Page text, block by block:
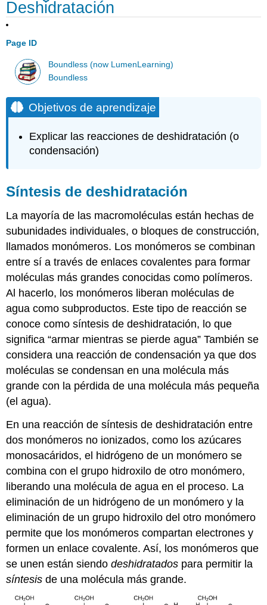
Deshidratación
Page ID
Boundless (now LumenLearning)
Boundless
Objetivos de aprendizaje
Explicar las reacciones de deshidratación (o
condensación)
Síntesis de deshidratación
La mayoría de las macromoléculas están hechas de
subunidades individuales, o bloques de construcción,
llamados monómeros. Los monómeros se combinan
entre sí a través de enlaces covalentes para formar
moléculas más grandes conocidas como polímeros.
Al hacerlo, los monómeros liberan moléculas de
agua como subproductos. Este tipo de reacción se
conoce como síntesis de deshidratación, lo que
significa “armar mientras se pierde agua” También se
considera una reacción de condensación ya que dos
moléculas se condensan en una molécula más
grande con la pérdida de una molécula más pequeña
(el agua).
En una reacción de síntesis de deshidratación entre
dos monómeros no ionizados, como los azúcares
monosacáridos, el hidrógeno de un monómero se
combina con el grupo hidroxilo de otro monómero,
liberando una molécula de agua en el proceso. La
eliminación de un hidrógeno de un monómero y la
eliminación de un grupo hidroxilo del otro monómero
permite que los monómeros compartan electrones y
formen un enlace covalente. Así, los monómeros que
se unen están siendodeshidratados para permitir la
síntesis de una molécula más grande.